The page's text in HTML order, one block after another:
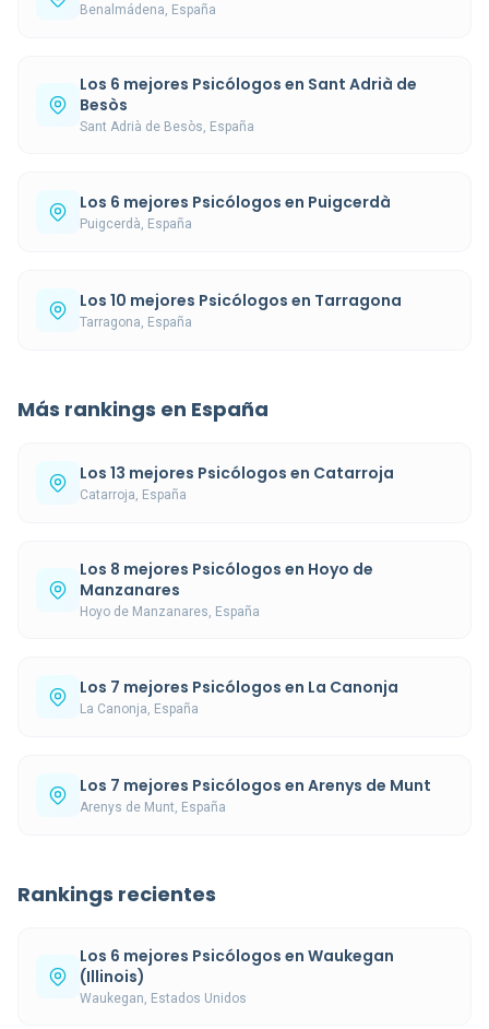
Benalmádena, España
Los 6 mejores Psicólogos en Sant Adrià de
Besòs
Sant Adrià de Besòs, España
Los 6 mejores Psicólogos en Puigcerdà
Puigcerdà, España
Los 10 mejores Psicólogos en Tarragona
Tarragona, España
Más rankings en España
Los 13 mejores Psicólogos en Catarroja
Catarroja, España
Los 8 mejores Psicólogos en Hoyo de
Manzanares
Hoyo de Manzanares, España
Los 7 mejores Psicólogos en La Canonja
La Canonja, España
Los 7 mejores Psicólogos en Arenys de Munt
Arenys de Munt, España
Rankings recientes
Los 6 mejores Psicólogos en Waukegan
(Illinois)
Waukegan, Estados Unidos